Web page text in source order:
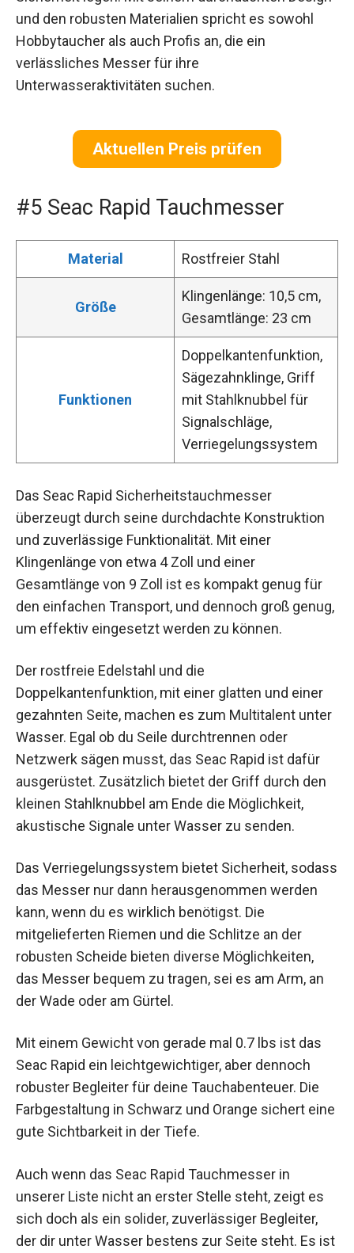
und den robusten Materialien spricht es sowohl
Hobbytaucher als auch Profis an, die ein
verlässliches Messer für ihre
Unterwasseraktivitäten suchen.
Aktuellen Preis prüfen
#5 Seac Rapid Tauchmesser
Material Rostfreier Stahl
Größe
Klingenlänge: 10,5 cm,
Gesamtlänge: 23 cm
Funktionen
Doppelkantenfunktion,
Sägezahnklinge, Griff
mit Stahlknubbel für
Signalschläge,
Verriegelungssystem
Das Seac Rapid Sicherheitstauchmesser
überzeugt durch seine durchdachte Konstruktion
und zuverlässige Funktionalität. Mit einer
Klingenlänge von etwa 4 Zoll und einer
Gesamtlänge von 9 Zoll ist es kompakt genug für
den einfachen Transport, und dennoch groß genug,
um effektiv eingesetzt werden zu können.
Der rostfreie Edelstahl und die
Doppelkantenfunktion, mit einer glatten und einer
gezahnten Seite, machen es zum Multitalent unter
Wasser. Egal ob du Seile durchtrennen oder
Netzwerk sägen musst, das Seac Rapid ist dafür
ausgerüstet. Zusätzlich bietet der Griff durch den
kleinen Stahlknubbel am Ende die Möglichkeit,
akustische Signale unter Wasser zu senden.
Das Verriegelungssystem bietet Sicherheit, sodass
das Messer nur dann herausgenommen werden
kann, wenn du es wirklich benötigst. Die
mitgelieferten Riemen und die Schlitze an der
robusten Scheide bieten diverse Möglichkeiten,
das Messer bequem zu tragen, sei es am Arm, an
der Wade oder am Gürtel.
Mit einem Gewicht von gerade mal 0.7 lbs ist das
Seac Rapid ein leichtgewichtiger, aber dennoch
robuster Begleiter für deine Tauchabenteuer. Die
Farbgestaltung in Schwarz und Orange sichert eine
gute Sichtbarkeit in der Tiefe.
Auch wenn das Seac Rapid Tauchmesser in
unserer Liste nicht an erster Stelle steht, zeigt es
sich doch als ein solider, zuverlässiger Begleiter,
der dir unter Wasser bestens zur Seite steht. Es ist